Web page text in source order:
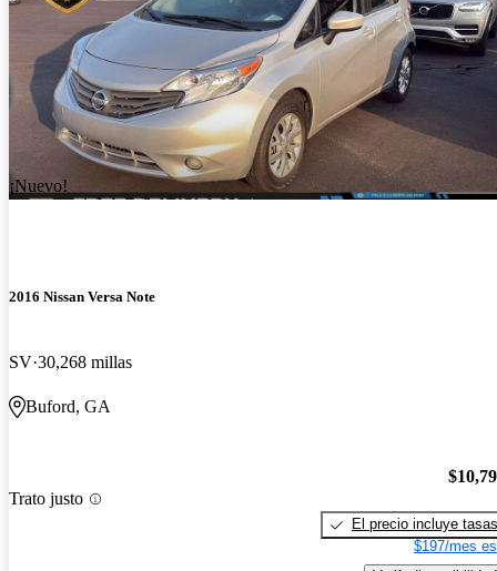
¡Nuevo!
2016 Nissan Versa Note
SV 30,268 millas
Buford, GA
Trato justo
El precio incluye tasas
$197/mes